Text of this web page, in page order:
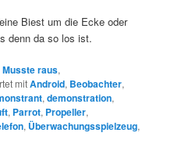
Biest um die Ecke oder
denn da so los ist.
Musste raus,
mitAndroid, Beobachter,
,demonstration,
, Parrot, Propeller,
, Überwachungsspielzeug,